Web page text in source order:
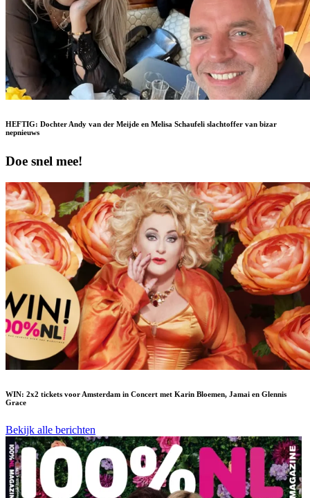
HEFTIG: Dochter Andy van der Meijde en Melisa Schaufeli slachtoffer van bizar
nepnieuws
Doe snel mee!
WIN: 2x2 tickets voor Amsterdam in Concert met Karin Bloemen, Jamai en Glennis
Grace
Bekijk alle berichten